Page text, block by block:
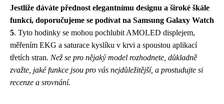
Jestliže dáváte přednost elegantnímu designu a široké škále
funkcí, doporučujeme se podívat na Samsung Galaxy Watch
5. Tyto hodinky se mohou pochlubit AMOLED displejem,
měřením EKG a saturace kyslíku v krvi a spoustou aplikací
třetích stran. Než se pro nějaký model rozhodnete, důkladně
zvažte, jaké funkce jsou pro vás nejdůležitější, a prostudujte si
recenze a srovnání.